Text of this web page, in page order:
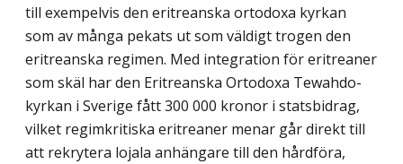
till exempelvis den eritreanska ortodoxa kyrkan
som av många pekats ut som väldigt trogen den
eritreanska regimen. Med integration för eritreaner
som skäl har den Eritreanska Ortodoxa Tewahdo-
kyrkan i Sverige fått 300 000 kronor i statsbidrag,
vilket regimkritiska eritreaner menar går direkt till
att rekrytera lojala anhängare till den hårdföra,